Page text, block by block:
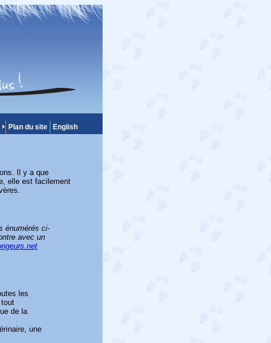
Plan du site English
Il y a que
elle est facilement
énumérés ci-
avec un
les
de la
une